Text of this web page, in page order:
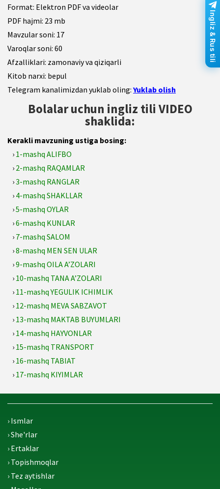
Format: Elektron PDF va videolar
PDF hajmi: 23 mb
Mavzular soni: 17
Varoqlar soni: 60
Afzalliklari: zamonaviy va qiziqarli
Kitob narxi: bepul
Telegram kanalimizdan yuklab oling: Yuklab olish
Bolalar uchun ingliz tili VIDEO
shaklida:
Kerakli mavzuning ustiga bosing:
› 1-mashq ALIFBO
› 2-mashq RAQAMLAR
›3-mashq RANGLAR
› 4-mashq SHAKLLAR
›5-mashq OYLAR
›6-mashq KUNLAR
› 7-mashq SALOM
›8-mashq MEN SEN ULAR
›9-mashq OILA A’ZOLARI
› 10-mashq TANA A’ZOLARI
› 11-mashq YEGULIK ICHIMLIK
› 12-mashq MEVA SABZAVOT
› 13-mashq MAKTAB BUYUMLARI
› 14-mashq HAYVONLAR
› 15-mashq TRANSPORT
› 16-mashq TABIAT
› 17-mashq KIYIMLAR
› Ismlar
› She'rlar
› Ertaklar
› Topishmoqlar
› Tez aytishlar
Ingliz & Rus tili